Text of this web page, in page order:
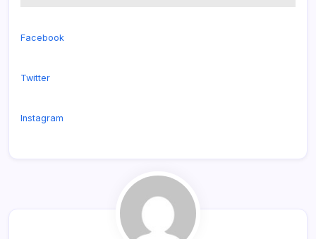
Facebook
Twitter
Instagram